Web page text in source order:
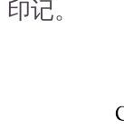
印记。